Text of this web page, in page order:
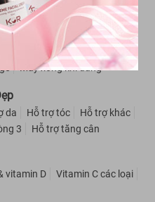
Dụng cụ trang điểm
Máy đo, que thử đường huyết
Máy xông khí dung
da Hỗ trợ tóc
Hỗ trợ khác
3 Hỗ trợ tăng cân
vitamin D
Vitamin C các loại